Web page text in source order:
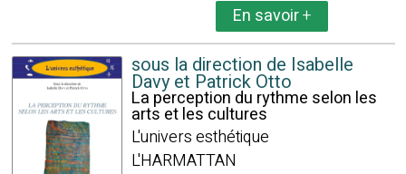
En savoir+
sous la direction de Isabelle
Davy et Patrick Otto
La perception du rythme selon les
arts et les cultures
L'univers esthétique
L'HARMATTAN